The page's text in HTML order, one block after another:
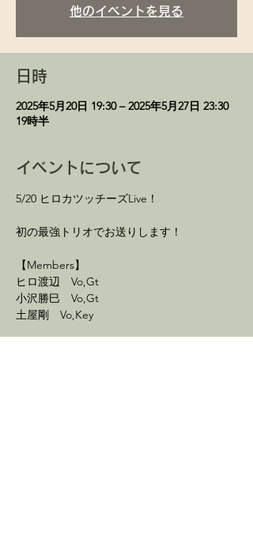
他のイベントを見る
日時
2025年5月20日 19:30 – 2025年5月27日 23:30
19時半
イベントについて
5/20 ヒロカツッチーズLive！
初の最強トリオでお送りします！
【Members】
ヒロ渡辺　Vo,Gt
小沢勝巳　Vo,Gt
土屋剛　Vo,Key